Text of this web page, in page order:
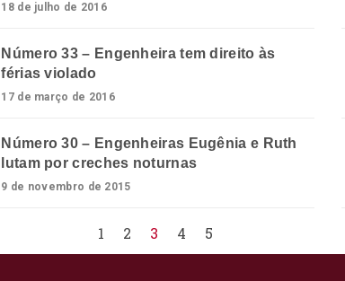
18 de julho de 2016
Número 33 – Engenheira tem direito às
férias violado
17 de março de 2016
Número 30 – Engenheiras Eugênia e Ruth
lutam por creches noturnas
9 de novembro de 2015
1 2 3 4 5